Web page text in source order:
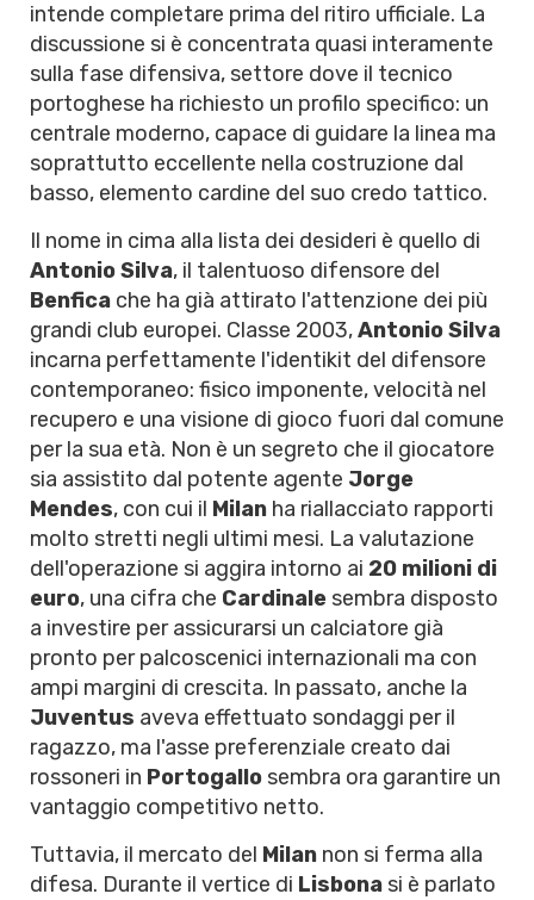
intende completare prima del ritiro ufficiale. La
discussione si è concentrata quasi interamente
sulla fase difensiva, settore dove il tecnico
portoghese ha richiesto un profilo specifico: un
centrale moderno, capace di guidare la linea ma
soprattutto eccellente nella costruzione dal
basso, elemento cardine del suo credo tattico.
Il nome in cima alla lista dei desideri è quello di
Antonio Silva, il talentuoso difensore del
Benfica che ha già attirato l'attenzione dei più
grandi club europei. Classe 2003,Antonio Silva
incarna perfettamente l'identikit del difensore
contemporaneo: fisico imponente, velocità nel
recupero e una visione di gioco fuori dal comune
per la sua età. Non è un segreto che il giocatore
sia assistito dal potente agente Jorge
Mendes, con cui il Milan ha riallacciato rapporti
molto stretti negli ultimi mesi. La valutazione
dell'operazione si aggira intorno ai 20 milioni di
euro, una cifra che Cardinale sembra disposto
a investire per assicurarsi un calciatore già
pronto per palcoscenici internazionali ma con
ampi margini di crescita. In passato, anche la
Juventus aveva effettuato sondaggi per il
ragazzo, ma l'asse preferenziale creato dai
rossoneri in Portogallo sembra ora garantire un
vantaggio competitivo netto.
Tuttavia, il mercato del Milan non si ferma alla
difesa. Durante il vertice di Lisbona si è parlato